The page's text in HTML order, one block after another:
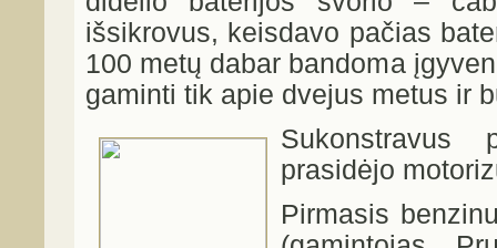
išsikrovus, keisdavo pačias
100 metų dabar bandoma
gaminti tik apie dvejus metus ir
Sukonstravus
prasidėjo
Pirmasis